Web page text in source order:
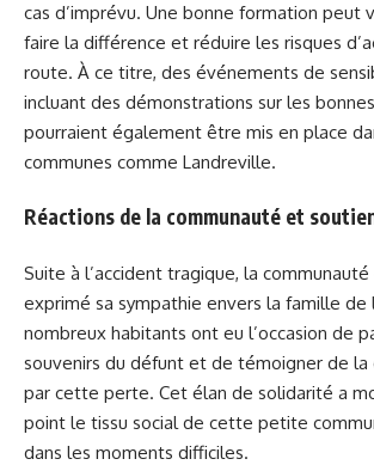
cas d’imprévu. Une bonne formation peut
faire la différence et réduire les risques
route. À ce titre, des événements de
incluant des démonstrations sur les
pourraient également être mis en place
communes comme Landreville.
Réactions de la communauté et
Suite à l’accident tragique, la
exprimé sa sympathie envers la famille de
nombreux habitants ont eu l’occasion de
souvenirs du défunt et de témoigner de la
par cette perte. Cet élan de solidarité a
point le tissu social de cette petite
dans les moments difficiles.